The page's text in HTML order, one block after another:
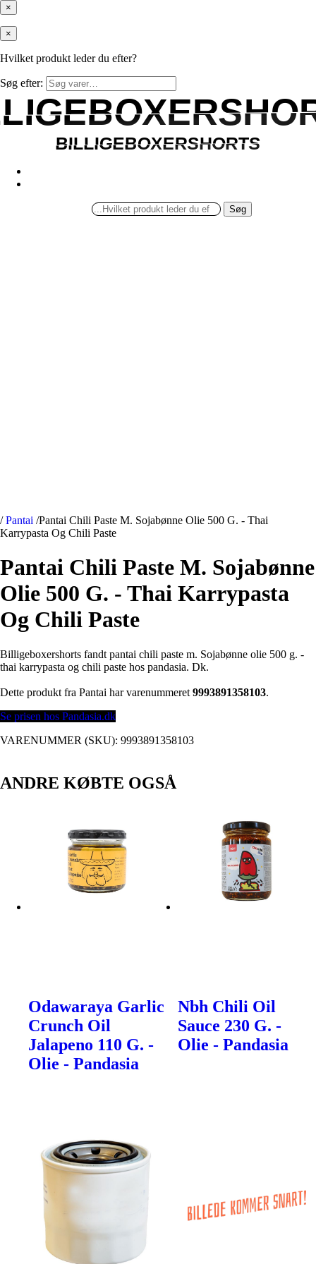
×
×
Hvilket produkt leder du efter?
Søg efter:
BILLIGEBOXERSHORTS
BILLIGEBOXERSHORTS
Søg
/ Pantai /Pantai Chili Paste M. Sojabønne Olie 500 G. - Thai
Karrypasta Og Chili Paste
Pantai Chili Paste M. Sojabønne
Olie 500 G. - Thai Karrypasta
Og Chili Paste
Billigeboxershorts fandt pantai chili paste m. Sojabønne olie 500 g. -
thai karrypasta og chili paste hos pandasia. Dk.
Dette produkt fra Pantai har varenummeret 9993891358103.
Se prisen hos Pandasia.dk
VARENUMMER (SKU): 9993891358103
ANDRE KØBTE OGSÅ
Odawaraya Garlic
Crunch Oil
Jalapeno 110 G. -
Olie - Pandasia
Nbh Chili Oil
Sauce 230 G. -
Olie - Pandasia